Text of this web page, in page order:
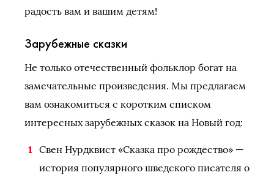
радость вам и вашим детям!
Зарубежные сказки
Не только отечественный фольклор богат на
замечательные произведения. Мы предлагаем
вам ознакомиться с коротким списком
интересных зарубежных сказок на Новый год:
Свен Нурдквист «Сказка про рождество» —
история популярного шведского писателя о